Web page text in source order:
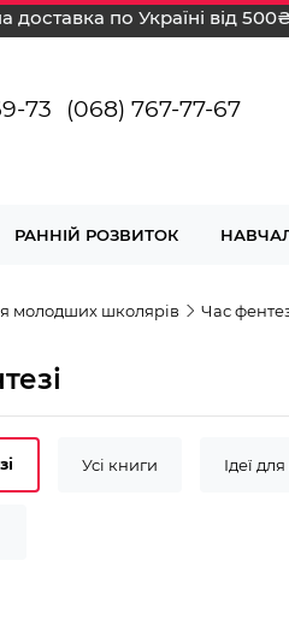
доставка по Україні від 500₴
73 (068) 767-77-67
РАННІЙ РОЗВИТОК
молодших школярів Час
Усі книги Ідеї